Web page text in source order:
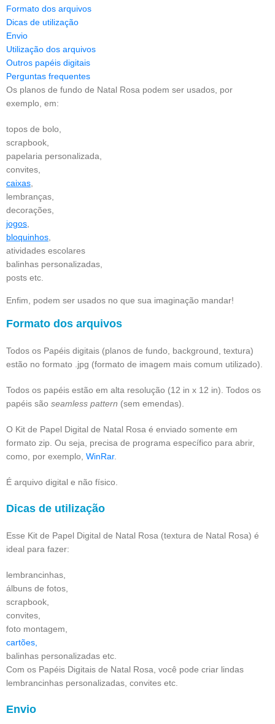
Formato dos arquivos
Dicas de utilização
Envio
Utilização dos arquivos
Outros papéis digitais
Perguntas frequentes
Os planos de fundo de Natal Rosa podem ser usados, por
exemplo, em:
topos de bolo,
scrapbook,
papelaria personalizada,
convites,
caixas
lembranças,
decorações,
jogos
bloquinhos
atividades escolares
balinhas personalizadas,
posts etc.
Enfim, podem ser usados no que sua imaginação mandar!
Formato dos arquivos
Todos os Papéis digitais (planos de fundo, background, textura)
estão no formato .jpg (formato de imagem mais comum utilizado).
Todos os papéis estão em alta resolução (12 in x 12 in). Todos os
papéis são seamless pattern (sem emendas).
O Kit de Papel Digital de Natal Rosa é enviado somente em
formato zip. Ou seja, precisa de programa específico para abrir,
como, por exemplo, WinRar.
É arquivo digital e não físico.
Dicas de utilização
Esse Kit de Papel Digital de Natal Rosa (textura de Natal Rosa) é
ideal para fazer:
lembrancinhas,
álbuns de fotos,
scrapbook,
convites,
foto montagem,
cartões,
balinhas personalizadas etc.
Com os Papéis Digitais de Natal Rosa, você pode criar lindas
lembrancinhas personalizadas, convites etc.
Envio